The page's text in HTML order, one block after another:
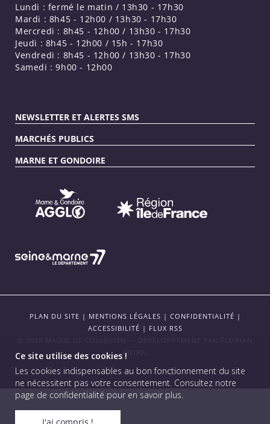
Ce site utilise des cookies !
Les cookies indispensables au bon fonctionnement du site
ne nécessitent pas votre consentement. Consultez notre
page de confidentialité pour en savoir plus.
Lundi : fermé le matin / 13h30 - 17h30
Mardi : 8h45 - 12h00 / 13h30 - 17h30
Mercredi : 8h45 - 12h00 / 13h30 - 17h30
Jeudi : 8h45 - 12h00 / 15h - 17h30
Vendredi : 8h45 - 12h00 / 13h30 - 17h30
Samedi : 9h00 - 12h00
NEWSLETTER ET ALERTES SMS
MARCHÉS PUBLICS
MARNE ET GONDOIRE
PLAN DU SITE | MENTIONS LÉGALES | CONFIDENTIALITÉ |
ACCESSIBILITÉ | FLUX RSS
VIEIRA